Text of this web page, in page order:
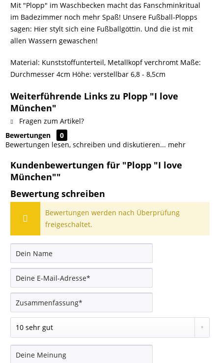
Mit "Plopp" im Waschbecken macht das Fanschminkritual
im Badezimmer noch mehr Spaß! Unsere Fußball-Plopps
sagen: Hier stylt sich eine Fußballgöttin. Und die ist mit
allen Wassern gewaschen!
Material: Kunststoffunterteil, Metallkopf verchromt Maße:
Durchmesser 4cm Höhe: verstellbar 6,8 - 8,5cm
Weiterführende Links zu Plopp "I love
München"
Fragen zum Artikel?
Bewertungen
0
Bewertungen lesen, schreiben und diskutieren... mehr
Kundenbewertungen für "Plopp "I love
München""
Bewertung schreiben
Bewertungen werden nach Überprüfung
freigeschaltet.